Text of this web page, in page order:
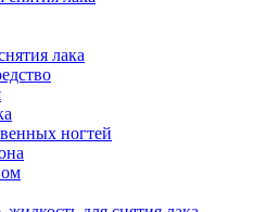
лака
ногтей